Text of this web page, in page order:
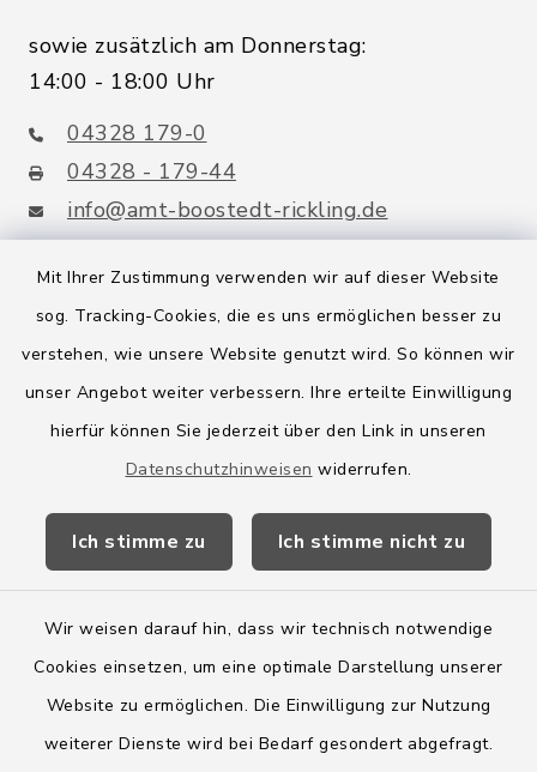
Mit Ihrer Zustimmung verwenden wir auf dieser Website
sog. Tracking-Cookies, die es uns ermöglichen besser zu
verstehen, wie unsere Website genutzt wird. So können wir
unser Angebot weiter verbessern. Ihre erteilte Einwilligung
hierfür können Sie jederzeit über den Link in unseren
Datenschutzhinweisen widerrufen.
Ich stimme zu Ich stimme nicht zu
Wir weisen darauf hin, dass wir technisch notwendige
Cookies einsetzen, um eine optimale Darstellung unserer
Website zu ermöglichen. Die Einwilligung zur Nutzung
weiterer Dienste wird bei Bedarf gesondert abgefragt.
sowie zusätzlich am Donnerstag:
14:00 - 18:00 Uhr
04328 179-0
04328 - 179-44
info@amt-boostedt-rickling.de
Quicklinks
Amt Boostedt-Rickling
Amtsbroschüre
Wege-Zweckverband